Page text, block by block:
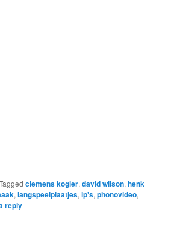
clemens kogler,david wilson,henk
,langspeelplaatjes,lp's,phonovideo,
reply